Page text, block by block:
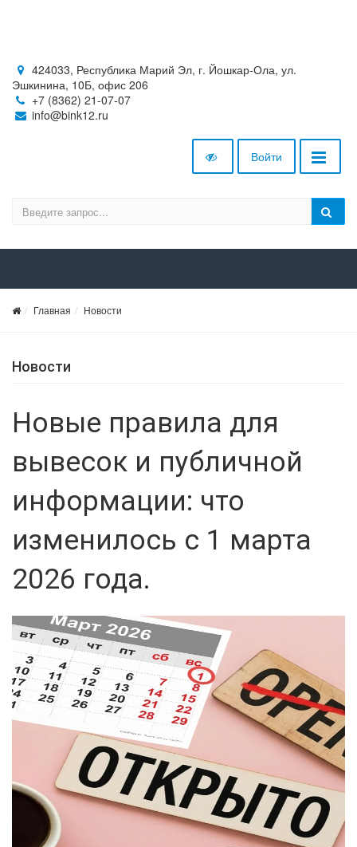
424033, Республика Марий Эл, г. Йошкар-Ола, ул.
Эшкинина, 10Б, офис 206
+7 (8362) 21-07-07
info@bink12.ru
Войти
Главная Новости
Новости
Новые правила для
вывесок и публичной
информации: что
изменилось с 1 марта
2026 года.